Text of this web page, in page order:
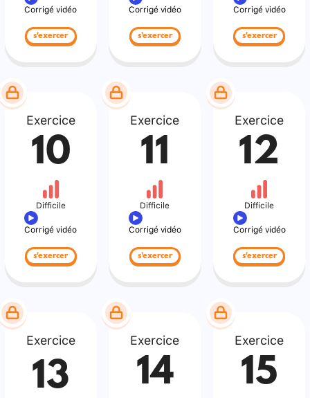
Corrigé vidéo
s'exercer
Corrigé vidéo
s'exercer
Corrigé vidéo
s'exercer
Exercice
10
Difficile
Corrigé vidéo
s'exercer
Exercice
11
Difficile
Corrigé vidéo
s'exercer
Exercice
12
Difficile
Corrigé vidéo
s'exercer
Exercice
13
Exercice
14
Exercice
15